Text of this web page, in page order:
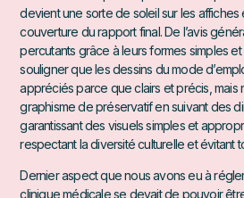
devient une sorte de soleil sur les affiches
couverture du rapport final. De l’avis
percutants grâce à leurs formes simples
souligner que les dessins du mode
appréciés parce que clairs et précis, mais
graphisme de préservatif en suivant des
garantissant des visuels simples et
respectant la diversité culturelle et évitant
Dernier aspect que nous avons eu à
clinique médicale se devait de pouvoir